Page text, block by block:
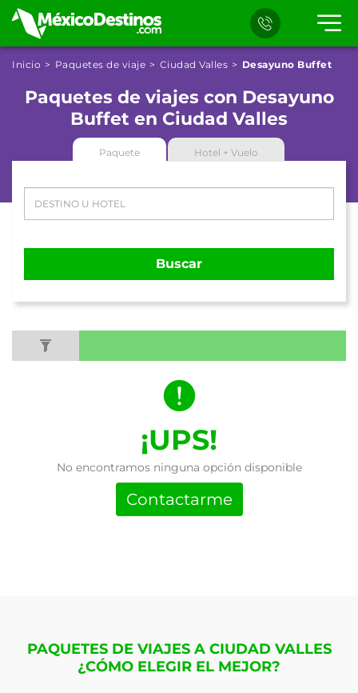
Inicio Paquetes de viaje Ciudad Valles Desayuno Buffet
Paquetes de viajes con Desayuno
Buffet en Ciudad Valles
Paquete Hotel + Vuelo
Buscar
¡UPS!
No encontramos ninguna opción disponible
Contactarme
PAQUETES DE VIAJES A CIUDAD VALLES
¿CÓMO ELEGIR EL MEJOR?